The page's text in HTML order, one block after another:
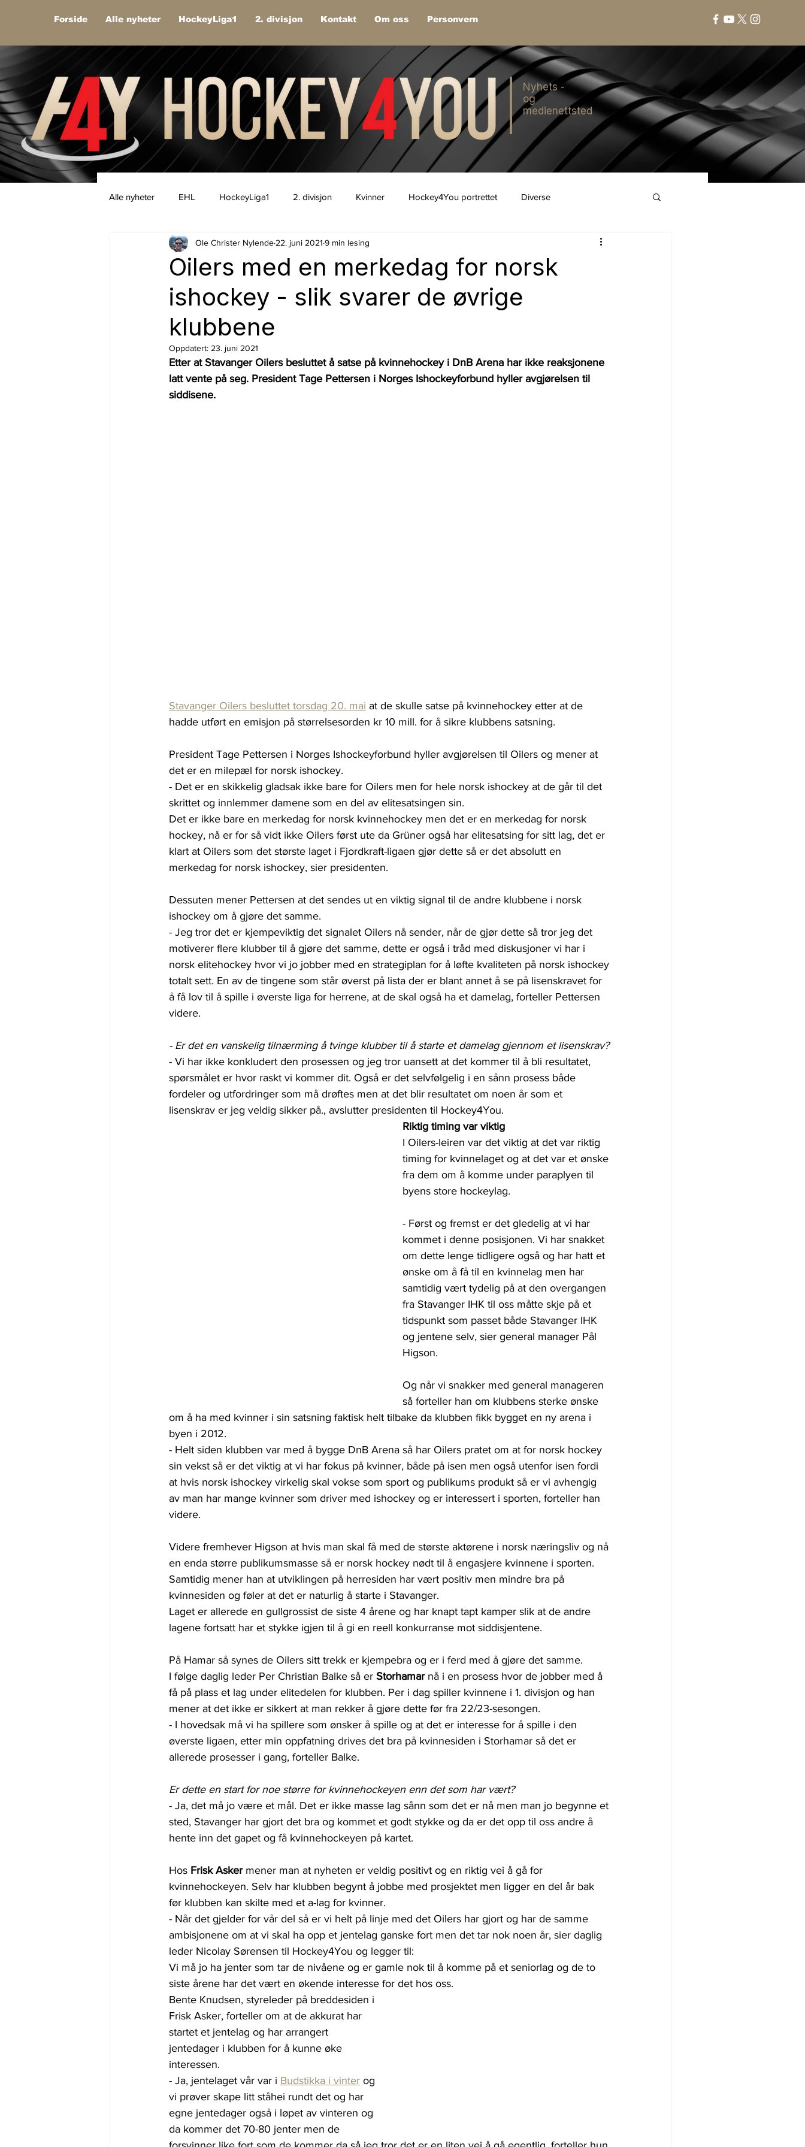
Forside Alle nyheter HockeyLiga1 2. divisjon Kontakt Om oss Personvern
Nyhets -
og
medienettsted
Alle nyheter EHL HockeyLiga1 2. divisjon Kvinner Hockey4You portrettet Diverse
Oilers med en merkedag for norsk
ishockey - slik svarer de øvrige
klubbene
Ole Christer Nylende 22. juni 2021 9 min lesing
Oppdatert: 23. juni 2021
Etter at Stavanger Oilers besluttet å satse på kvinnehockey i DnB Arena har ikke reaksjonene
latt vente på seg. President Tage Pettersen i Norges Ishockeyforbund hyller avgjørelsen til
siddisene.
Stavanger Oilers besluttet torsdag 20. mai at de skulle satse på kvinnehockey etter at de
hadde utført en emisjon på størrelsesorden kr 10 mill. for å sikre klubbens satsning.
President Tage Pettersen i Norges Ishockeyforbund hyller avgjørelsen til Oilers og mener at
det er en milepæl for norsk ishockey.
- Det er en skikkelig gladsak ikke bare for Oilers men for hele norsk ishockey at de går til det
skrittet og innlemmer damene som en del av elitesatsingen sin.
Det er ikke bare en merkedag for norsk kvinnehockey men det er en merkedag for norsk
hockey, nå er for så vidt ikke Oilers først ute da Grüner også har elitesatsing for sitt lag, det er
klart at Oilers som det største laget i Fjordkraft-ligaen gjør dette så er det absolutt en
merkedag for norsk ishockey, sier presidenten.
Dessuten mener Pettersen at det sendes ut en viktig signal til de andre klubbene i norsk
ishockey om å gjøre det samme.
- Jeg tror det er kjempeviktig det signalet Oilers nå sender, når de gjør dette så tror jeg det
motiverer flere klubber til å gjøre det samme, dette er også i tråd med diskusjoner vi har i
norsk elitehockey hvor vi jo jobber med en strategiplan for å løfte kvaliteten på norsk ishockey
totalt sett. En av de tingene som står øverst på lista der er blant annet å se på lisenskravet for
å få lov til å spille i øverste liga for herrene, at de skal også ha et damelag, forteller Pettersen
videre.
- Er det en vanskelig tilnærming å tvinge klubber til å starte et damelag gjennom et lisenskrav?
- Vi har ikke konkludert den prosessen og jeg tror uansett at det kommer til å bli resultatet,
spørsmålet er hvor raskt vi kommer dit. Også er det selvfølgelig i en sånn prosess både
fordeler og utfordringer som må drøftes men at det blir resultatet om noen år som et
lisenskrav er jeg veldig sikker på., avslutter presidenten til Hockey4You.
Riktig timing var viktig
I Oilers-leiren var det viktig at det var riktig
timing for kvinnelaget og at det var et ønske
fra dem om å komme under paraplyen til
byens store hockeylag.
- Først og fremst er det gledelig at vi har
kommet i denne posisjonen. Vi har snakket
om dette lenge tidligere også og har hatt et
ønske om å få til en kvinnelag men har
samtidig vært tydelig på at den overgangen
fra Stavanger IHK til oss måtte skje på et
tidspunkt som passet både Stavanger IHK
og jentene selv, sier general manager Pål
Higson.
Og når vi snakker med general manageren
så forteller han om klubbens sterke ønske
om å ha med kvinner i sin satsning faktisk helt tilbake da klubben fikk bygget en ny arena i
byen i 2012.
- Helt siden klubben var med å bygge DnB Arena så har Oilers pratet om at for norsk hockey
sin vekst så er det viktig at vi har fokus på kvinner, både på isen men også utenfor isen fordi
at hvis norsk ishockey virkelig skal vokse som sport og publikums produkt så er vi avhengig
av man har mange kvinner som driver med ishockey og er interessert i sporten, forteller han
videre.
Videre fremhever Higson at hvis man skal få med de største aktørene i norsk næringsliv og nå
en enda større publikumsmasse så er norsk hockey nødt til å engasjere kvinnene i sporten.
Samtidig mener han at utviklingen på herresiden har vært positiv men mindre bra på
kvinnesiden og føler at det er naturlig å starte i Stavanger.
Laget er allerede en gullgrossist de siste 4 årene og har knapt tapt kamper slik at de andre
lagene fortsatt har et stykke igjen til å gi en reell konkurranse mot siddisjentene.
På Hamar så synes de Oilers sitt trekk er kjempebra og er i ferd med å gjøre det samme.
I følge daglig leder Per Christian Balke så er Storhamar nå i en prosess hvor de jobber med å
få på plass et lag under elitedelen for klubben. Per i dag spiller kvinnene i 1. divisjon og han
mener at det ikke er sikkert at man rekker å gjøre dette før fra 22/23-sesongen.
- I hovedsak må vi ha spillere som ønsker å spille og at det er interesse for å spille i den
øverste ligaen, etter min oppfatning drives det bra på kvinnesiden i Storhamar så det er
allerede prosesser i gang, forteller Balke.
Er dette en start for noe større for kvinnehockeyen enn det som har vært?
- Ja, det må jo være et mål. Det er ikke masse lag sånn som det er nå men man jo begynne et
sted, Stavanger har gjort det bra og kommet et godt stykke og da er det opp til oss andre å
hente inn det gapet og få kvinnehockeyen på kartet.
Hos Frisk Asker mener man at nyheten er veldig positivt og en riktig vei å gå for
kvinnehockeyen. Selv har klubben begynt å jobbe med prosjektet men ligger en del år bak
før klubben kan skilte med et a-lag for kvinner.
- Når det gjelder for vår del så er vi helt på linje med det Oilers har gjort og har de samme
ambisjonene om at vi skal ha opp et jentelag ganske fort men det tar nok noen år, sier daglig
leder Nicolay Sørensen til Hockey4You og legger til:
Vi må jo ha jenter som tar de nivåene og er gamle nok til å komme på et seniorlag og de to
siste årene har det vært en økende interesse for det hos oss.
Bente Knudsen, styreleder på breddesiden i
Frisk Asker, forteller om at de akkurat har
startet et jentelag og har arrangert
jentedager i klubben for å kunne øke
interessen.
- Ja, jentelaget vår var i Budstikka i vinter og
vi prøver skape litt ståhei rundt det og har
egne jentedager også i løpet av vinteren og
da kommer det 70-80 jenter men de